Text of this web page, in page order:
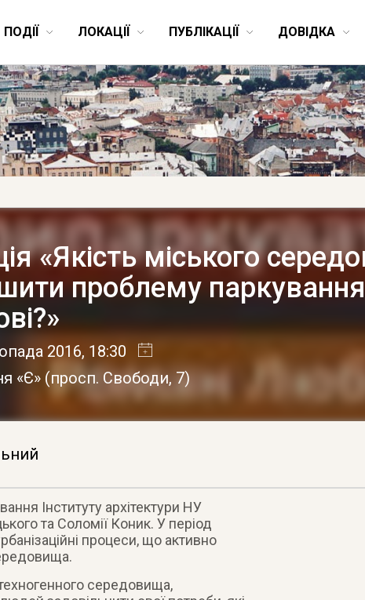
ПОДІЇ ЛОКАЦІЇ ПУБЛІКАЦІЇ ДОВІДКА
«Якість міського
проблему
2016, 18:30
«Є» (просп. Свободи, 7)
Інституту архітектури НУ
та Соломії Коник. У період
процеси, що активно
середовища,